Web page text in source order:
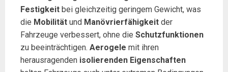
Festigkeit bei gleichzeitig geringem Gewicht, was
die Mobilität und Manövrierfähigkeit der
Fahrzeuge verbessert, ohne die Schutzfunktionen
zu beeinträchtigen. Aerogele mit ihren
herausragenden isolierenden Eigenschaften